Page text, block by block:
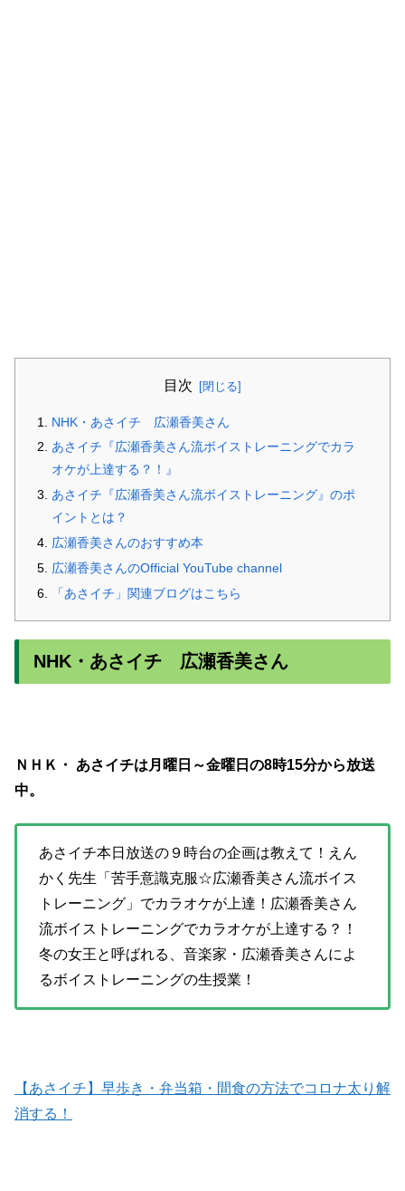
目次
NHK・あさイチ 広瀬香美さん
あさイチ『広瀬香美さん流ボイストレーニングでカラ
オケが上達する？！』
あさイチ『広瀬香美さん流ボイストレーニング』のポ
イントとは？
広瀬香美さんのおすすめ本
広瀬香美さんのOfficial YouTube channel
「あさイチ」関連ブログはこちら
NHK・あさイチ 広瀬香美さん
ＮＨＫ・ あさイチは 月曜日～金曜日の8時15分から放送
中。
あさイチ本日放送の９時台の企画は教えて！えん
かく先生「苦手意識克服☆広瀬香美さん流ボイス
トレーニング」でカラオケが上達！広瀬香美さん
流ボイストレーニングでカラオケが上達する？！
冬の女王と呼ばれる、音楽家・広瀬香美さんによ
るボイストレーニングの生授業！
【あさイチ】早歩き・弁当箱・間食の方法でコロナ太り解
消する！